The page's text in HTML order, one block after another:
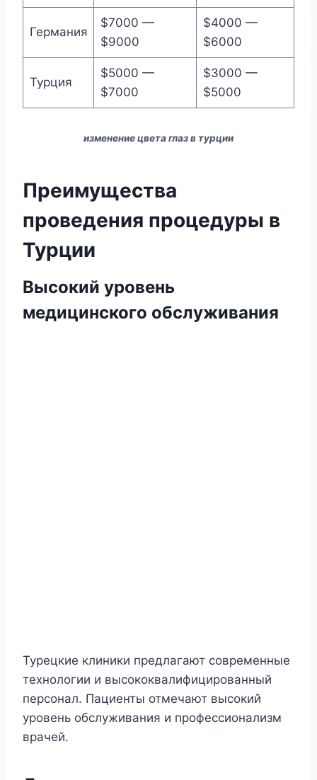
Германия
$7000 —
$9000
$4000 —
$6000
Турция
$5000 —
$7000
$3000 —
$5000
изменение цвета глаз в турции
Преимущества
проведения процедуры в
Турции
Высокий уровень
медицинского обслуживания
Турецкие клиники предлагают современные
технологии и высококвалифицированный
персонал. Пациенты отмечают высокий
уровень обслуживания и профессионализм
врачей.